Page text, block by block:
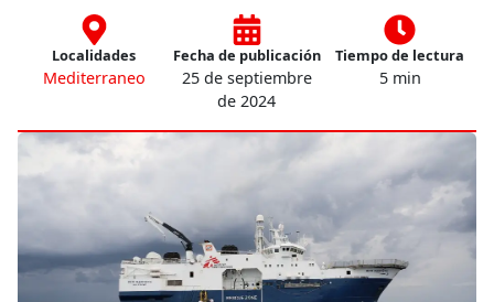
Localidades
Mediterraneo
Fecha de publicación
25 de septiembre
de 2024
Tiempo de lectura
5 min